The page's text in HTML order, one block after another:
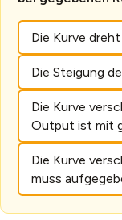
Die Kurve
Die Steigung
Die Kurve
Output ist mit
Die Kurve
muss